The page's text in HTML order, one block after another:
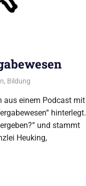
, Bildung
aus einem Podcast mit
hinterlegt.
und stammt
Heuking,